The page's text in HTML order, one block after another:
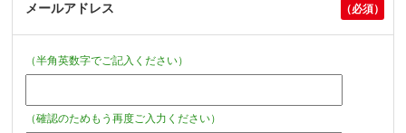
メールアドレス
（半角英数字でご記入ください）
（確認のためもう再度ご入力ください）